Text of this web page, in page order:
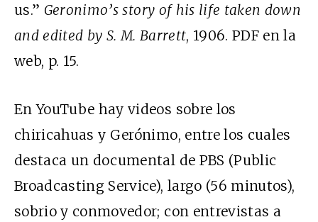
us.” Geronimo’s story of his life taken down
and edited by S. M. Barrett, 1906. PDF en la
web, p. 15.
En YouTube hay videos sobre los
chiricahuas y Gerónimo, entre los cuales
destaca un documental de PBS (Public
Broadcasting Service), largo (56 minutos),
sobrio y conmovedor; con entrevistas a